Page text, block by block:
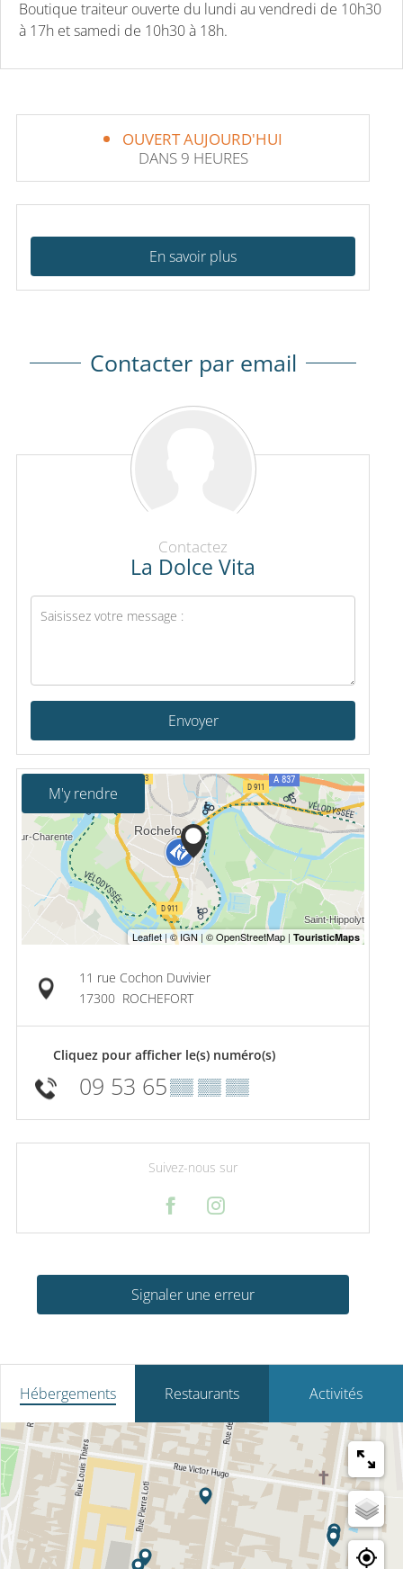
Boutique traiteur ouverte du lundi au vendredi de 10h30
à 17h et samedi de 10h30 à 18h.
OUVERT AUJOURD'HUI
DANS 9 HEURES
En savoir plus
Contacter par email
Contactez
La Dolce Vita
Envoyer
M'y rendre
11 rue Cochon Duvivier
17300 ROCHEFORT
Cliquez pour afficher le(s) numéro(s)
09 53 65▒▒ ▒▒ ▒▒
Suivez-nous sur
Signaler une erreur
Hébergements Restaurants Activités